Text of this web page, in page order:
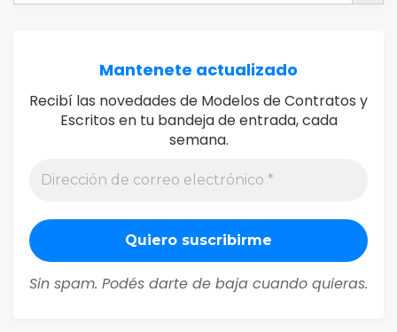
Mantenete actualizado
Recibí las novedades de Modelos de Contratos y
Escritos en tu bandeja de entrada, cada
semana.
Sin spam. Podés darte de baja cuando quieras.